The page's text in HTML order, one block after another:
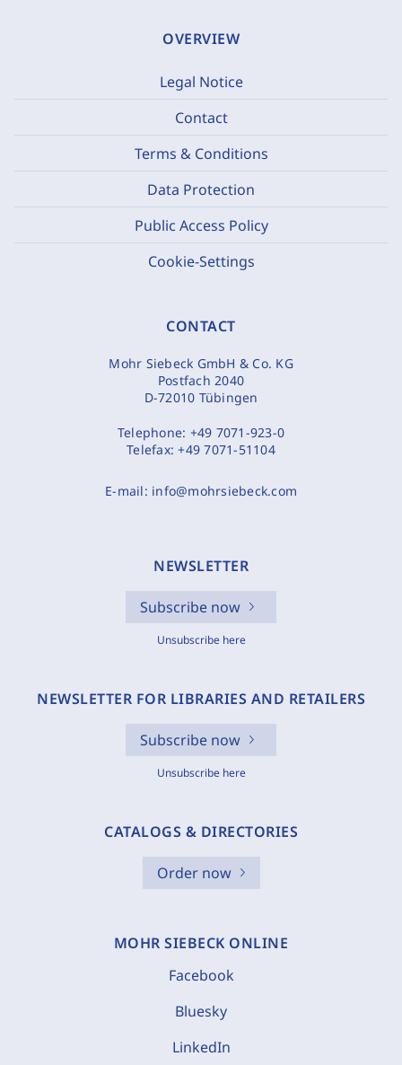
OVERVIEW
Legal Notice
Contact
Terms & Conditions
Data Protection
Public Access Policy
Cookie-Settings
CONTACT
Mohr Siebeck GmbH & Co. KG
Postfach 2040
D-72010 Tübingen
Telephone: +49 7071-923-0
Telefax:+49 7071-51104
E-mail: info@mohrsiebeck.com
NEWSLETTER
Subscribe now
Unsubscribe here
NEWSLETTER FOR LIBRARIES AND RETAILERS
Subscribe now
Unsubscribe here
CATALOGS & DIRECTORIES
Order now
MOHR SIEBECK ONLINE
Facebook
Bluesky
LinkedIn